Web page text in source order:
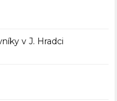
v J. Hradci